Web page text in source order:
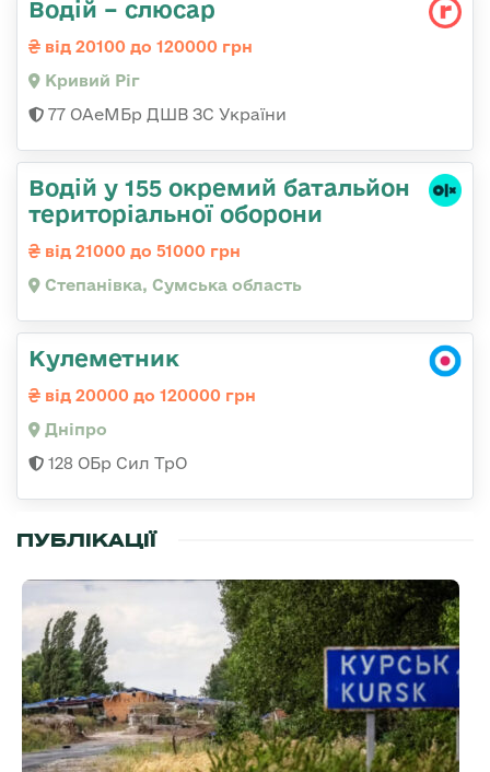
Водій – слюсар
від 20100 до 120000 грн
Кривий Ріг
77 ОАеМБр ДШВ ЗС України
Водій у 155 окремий батальйон
територіальної оборони
від 21000 до 51000 грн
Степанівка, Сумська область
Кулеметник
від 20000 до 120000 грн
Дніпро
128 ОБр Сил ТрО
ПУБЛІКАЦІЇ